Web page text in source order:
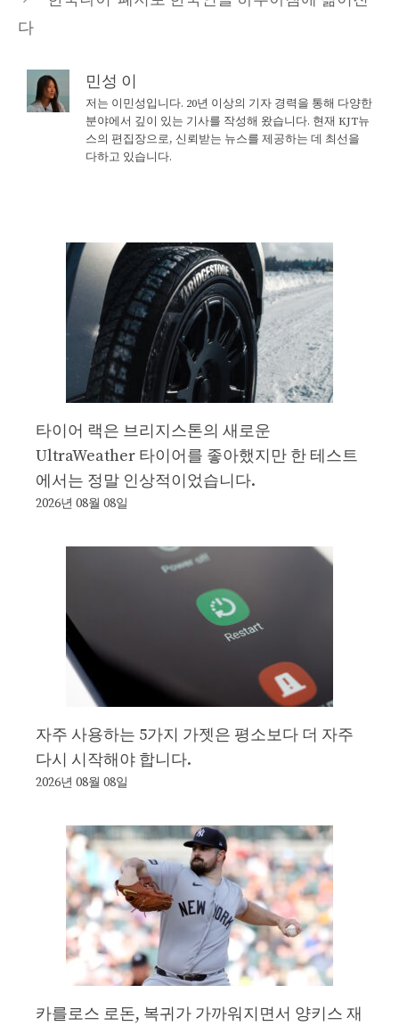
다
민성 이
저는 이민성입니다. 20년 이상의 기자 경력을 통해 다양한
분야에서 깊이 있는 기사를 작성해 왔습니다. 현재 KJT뉴
스의 편집장으로, 신뢰받는 뉴스를 제공하는 데 최선을
다하고 있습니다.
타이어 랙은 브리지스톤의 새로운
UltraWeather 타이어를 좋아했지만 한 테스트
에서는 정말 인상적이었습니다.
2026년 08월 08일
자주 사용하는 5가지 가젯은 평소보다 더 자주
다시 시작해야 합니다.
2026년 08월 08일
카를로스 로돈, 복귀가 가까워지면서 양키스 재